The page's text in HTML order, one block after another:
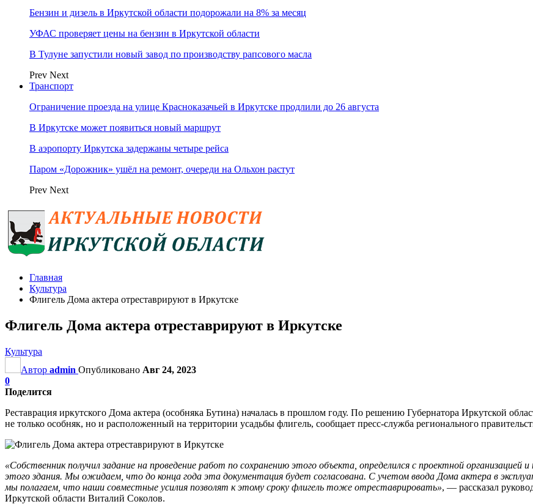
Бензин и дизель в Иркутской области подорожали на 8% за месяц
УФАС проверяет цены на бензин в Иркутской области
В Тулуне запустили новый завод по производству рапсового масла
Prev Next
Транспорт
Ограничение проезда на улице Красноказачьей в Иркутске продлили до 26 августа
В Иркутске может появиться новый маршрут
В аэропорту Иркутска задержаны четыре рейса
Паром «Дорожник» ушёл на ремонт, очереди на Ольхон растут
Prev Next
Главная
Культура
Флигель Дома актера отреставрируют в Иркутске
Флигель Дома актера отреставрируют в Иркутске
Культура
Автор admin Опубликовано Авг 24, 2023
0
Поделится
Реставрация иркутского Дома актера (особняка Бутина) началась в прошлом году. По решению Губернатора Иркутской
не только особняк, но и расположенный на территории усадьбы флигель, сообщает пресс-служба регионального
«Собственник получил задание на проведение работ по сохранению этого объекта, определился с проектной
этого здания. Мы ожидаем, что до конца года эта документация будет согласована. С учетом ввода Дома актера в
мы полагаем, что наши совместные усилия позволят к этому сроку флигель тоже отреставрировать», — рассказал
Иркутской области Виталий Соколов.